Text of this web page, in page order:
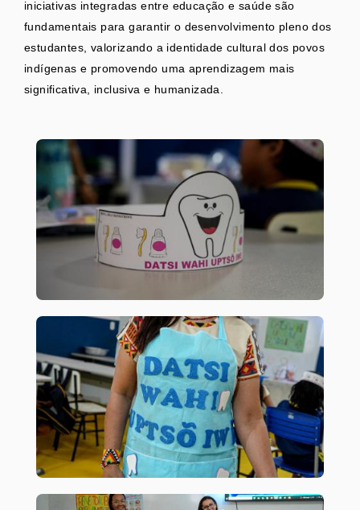
iniciativas integradas entre educação e saúde são
fundamentais para garantir o desenvolvimento pleno dos
estudantes, valorizando a identidade cultural dos povos
indígenas e promovendo uma aprendizagem mais
significativa, inclusiva e humanizada.